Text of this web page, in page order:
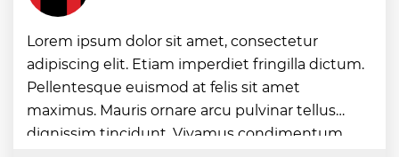
Artvin’de aranan 68 kişi yakalandı
Bursa İznik 'MobilFest'in üçüncü durağı
oldu
Lorem ipsum dolor sit amet, consectetur
adipiscing elit. Etiam imperdiet fringilla dictum.
Pellentesque euismod at felis sit amet
maximus. Mauris ornare arcu pulvinar tellus
dignissim tincidunt. Vivamus condimentum